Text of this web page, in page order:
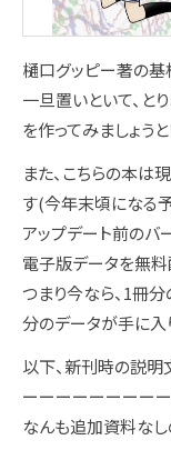
樋口グッピー著の基
一旦置いといて、と
を作ってみましょう
また、こちらの本は
す(今年末頃になる
アップデート前のバ
電子版データを無料
つまり今なら、1冊
分のデータが手に入
以下、新刊時の説明
ーーーーーーーー
なんも追加資料な